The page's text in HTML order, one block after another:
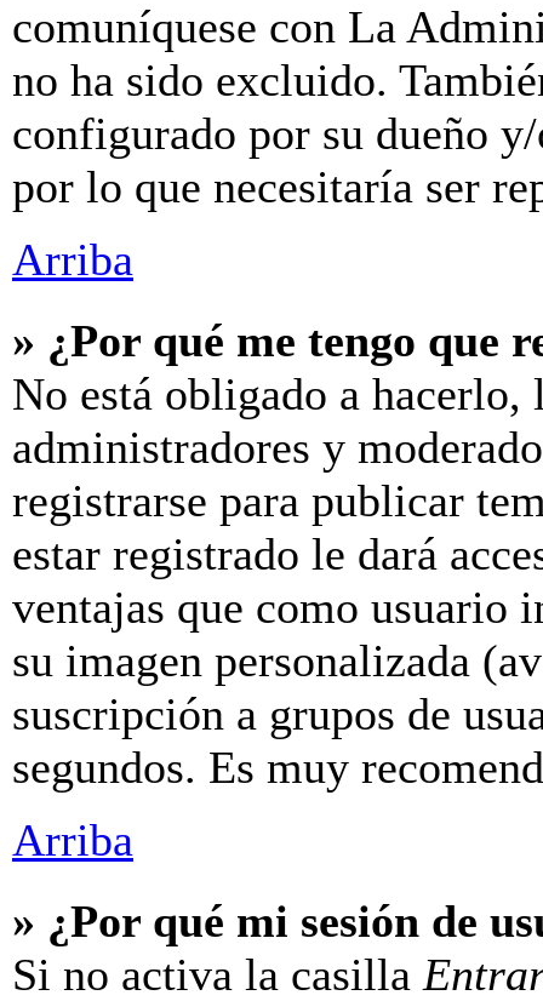
comuníquese con La
no ha sido excluido.
configurado por su dueño
por lo que necesitaría ser
Arriba
» ¿Por qué me tengo que
No está obligado a
administradores y
registrarse para publicar
estar registrado le dará
ventajas que como usuario
su imagen personalizada
suscripción a grupos de
segundos. Es muy
Arriba
» ¿Por qué mi sesión de
Si no activa la casilla